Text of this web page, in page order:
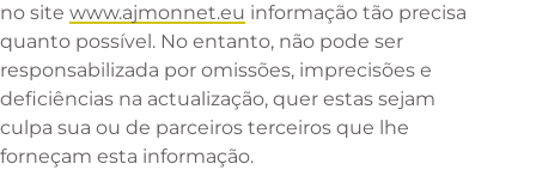
no site www.ajmonnet.eu informação tão precisa
quanto possível. No entanto, não pode ser
responsabilizada por omissões, imprecisões e
deficiências na actualização, quer estas sejam
culpa sua ou de parceiros terceiros que lhe
forneçam esta informação.